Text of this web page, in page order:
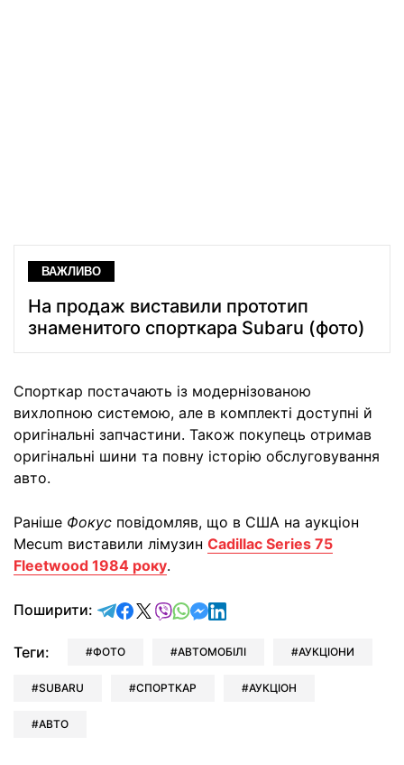
ВАЖЛИВО
На продаж виставили прототип
знаменитого спорткара Subaru (фото)
Спорткар постачають із модернізованою
вихлопною системою, але в комплекті доступні й
оригінальні запчастини. Також покупець отримав
оригінальні шини та повну історію обслуговування
авто.
Раніше Фокус повідомляв, що в США на аукціон
Mecum виставили лімузин Cadillac Series 75
Fleetwood 1984 року.
Поширити: відправити у Telegram
поділитись у Facebook
поділитись у X
відправити у Viber
відправити у Whatsapp
відправити у Messenger
відправити у LinkedIn
Теги: ФОТО АВТОМОБІЛІ АУКЦІОНИ
SUBARU СПОРТКАР АУКЦІОН
АВТО